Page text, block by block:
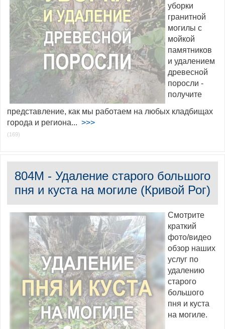
уборки
гранитной
могилы с
мойкой
памятников
и удалением
древесной
поросли -
получите
представление, как мы работаем на любых кладбищах
города и региона... >>>
(169)
804М - Удаление старого большого
пня и куста на могиле (Кривой Рог)
Смотрите
краткий
фото/видео
обзор наших
услуг по
удалению
старого
большого
пня и куста
на могиле.